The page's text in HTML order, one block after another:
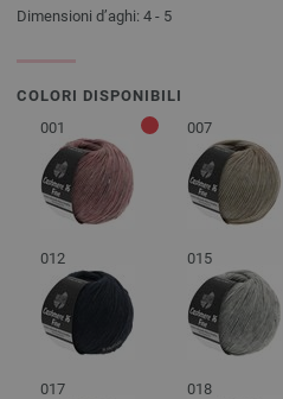
Dimensioni d’aghi: 4 - 5
COLORI DISPONIBILI
001
007
012 015
017 018